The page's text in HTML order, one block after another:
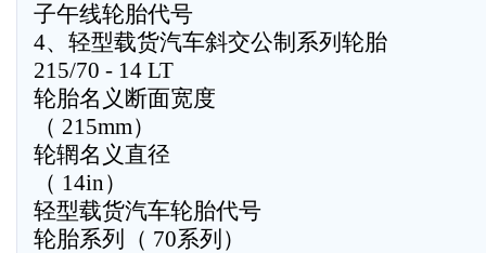
子午线轮胎代号
4、轻型载货汽车斜交公制系列轮胎
215/70 - 14 LT
轮胎名义断面宽度
（ 215mm）
轮辋名义直径
（ 14in）
轻型载货汽车轮胎代号
轮胎系列（ 70系列）